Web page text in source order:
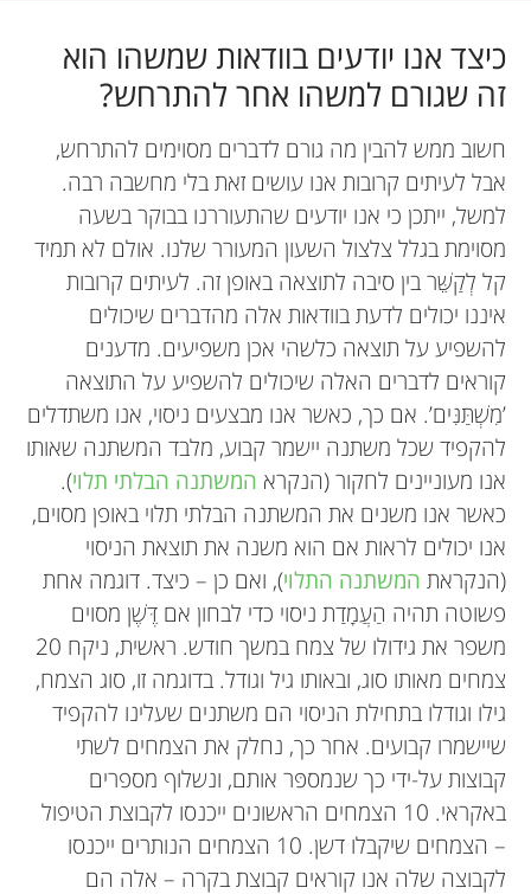
כיצד אנו יודעים בוודאות שמשהו הוא
זה שגורם למשהו אחר להתרחש?
חשוב ממש להבין מה גורם לדברים מסוימים להתרחש,
אבל לעיתים קרובות אנו עושים זאת בלי מחשבה רבה.
למשל, ייתכן כי אנו יודעים שהתעוררנו בבוקר בשעה
מסוימת בגלל צלצול השעון המעורר שלנו. אולם לא תמיד
קל לְקַשֵּׁר בין סיבה לתוצאה באופן זה. לעיתים קרובות
איננו יכולים לדעת בוודאות אלה מהדברים שיכולים
להשפיע על תוצאה כלשהי אכן משפיעים. מדענים
קוראים לדברים האלה שיכולים להשפיע על התוצאה
’מִשְׁתַּנִּים’. אם כך, כאשר אנו מבצעים ניסוי, אנו משתדלים
להקפיד שכל משתנה יישמר קבוע, מלבד המשתנה שאותו
אנו מעוניינים לחקור (הנקרא המשתנה הבלתי תלוי).
כאשר אנו משנים את המשתנה הבלתי תלוי באופן מסוים,
אנו יכולים לראות אם הוא משנה את תוצאת הניסוי
(הנקראת המשתנה התלוי), ואם כן – כיצד. דוגמה אחת
פשוטה תהיה הַעֲמָדַת ניסוי כדי לבחון אם דֶּשֶׁן מסוים
משפר את גידולו של צמח במשך חודש. ראשית, ניקח 20
צמחים מאותו סוג, ובאותו גיל וגודל. בדוגמה זו, סוג הצמח,
גילו וגודלו בתחילת הניסוי הם משתנים שעלינו להקפיד
שיישמרו קבועים. אחר כך, נחלק את הצמחים לשתי
קבוצות על-ידי כך שנמספּר אותם, ונשלוף מספרים
באקראי. 10 הצמחים הראשונים ייכנסו לקבוצת הטיפול
– הצמחים שיקבלו דשן. 10 הצמחים הנותרים ייכנסו
לקבוצה שלה אנו קוראים קבוצת בקרה – אלה הם